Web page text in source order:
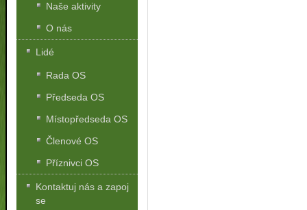
Naše aktivity
O nás
Lidé
Rada OS
Předseda OS
Místopředseda OS
Členové OS
Příznivci OS
Kontaktuj nás a zapoj
se